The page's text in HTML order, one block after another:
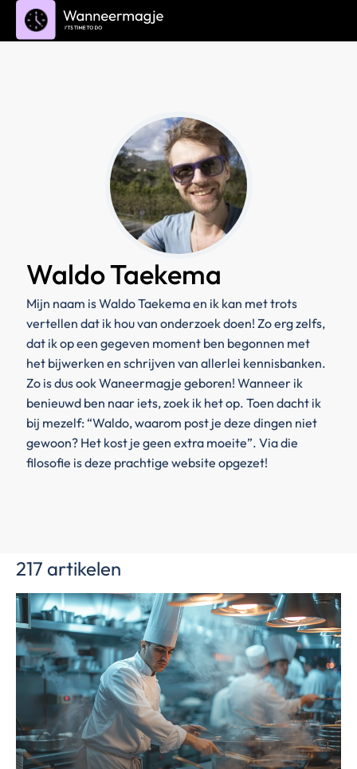
Waldo Taekema
Mijn naam is Waldo Taekema en ik kan met trots
vertellen dat ik hou van onderzoek doen! Zo erg zelfs,
dat ik op een gegeven moment ben begonnen met
het bijwerken en schrijven van allerlei kennisbanken.
Zo is dus ook Waneermagje geboren! Wanneer ik
benieuwd ben naar iets, zoek ik het op. Toen dacht ik
bij mezelf: “Waldo, waarom post je deze dingen niet
gewoon? Het kost je geen extra moeite”. Via die
filosofie is deze prachtige website opgezet!
217 artikelen